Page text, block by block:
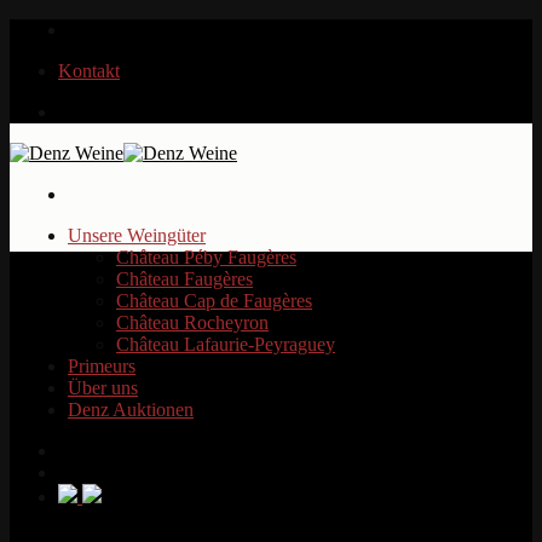
springenKontakt
Unsere Weingüter
Château Péby Faugères
Château Faugères
Château Cap de Faugères
Château Rocheyron
Château Lafaurie-Peyraguey
Primeurs
Über uns
Denz Auktionen